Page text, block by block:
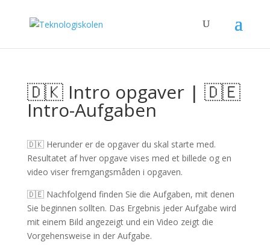
🇩🇰 Intro opgaver | 🇩🇪
Intro-Aufgaben
🇩🇰 Herunder er de opgaver du skal starte med.
Resultatet af hver opgave vises med et billede og en
video viser fremgangsmåden i opgaven.
🇩🇪 Nachfolgend finden Sie die Aufgaben, mit denen
Sie beginnen sollten. Das Ergebnis jeder Aufgabe wird
mit einem Bild angezeigt und ein Video zeigt die
Vorgehensweise in der Aufgabe.